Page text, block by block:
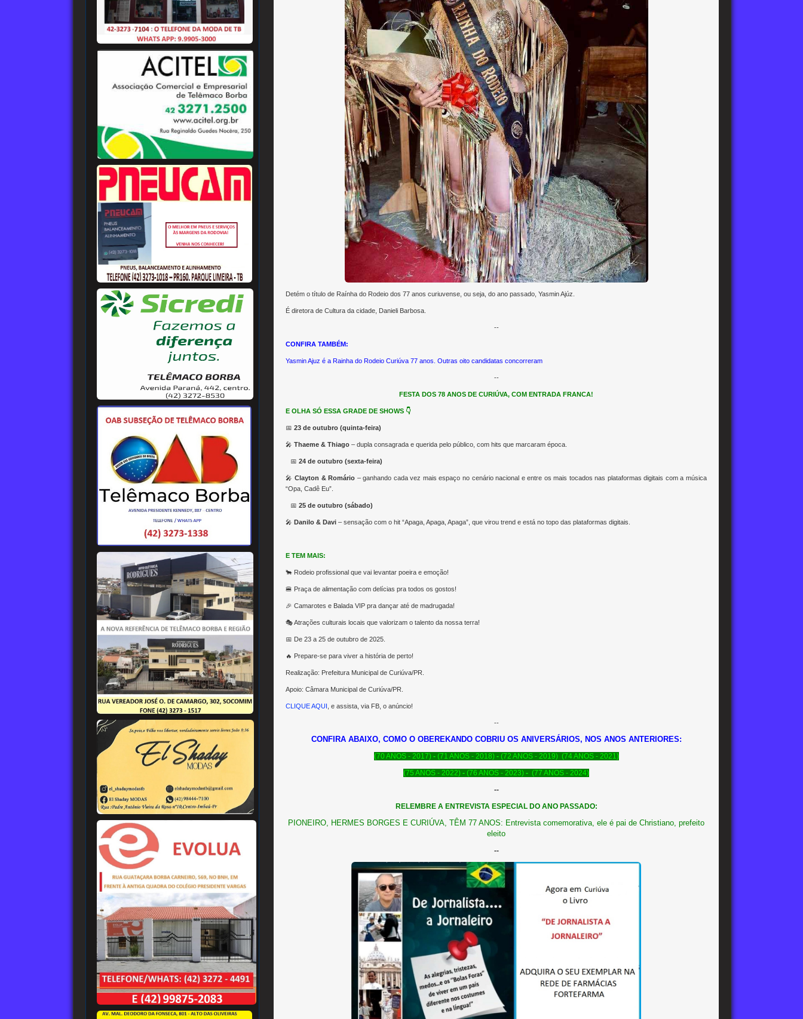
Detém o título de Raínha do Rodeio dos 77 anos curiuvense, ou seja, do ano passado, Yasmin Ajúz.
É diretora de Cultura da cidade, Danieli Barbosa.
--
CONFIRA TAMBÉM:
Yasmin Ajuz é a Rainha do Rodeio Curiúva 77 anos. Outras oito candidatas concorreram
--
FESTA DOS 78 ANOS DE CURIÚVA, COM ENTRADA FRANCA!
E OLHA SÓ ESSA GRADE DE SHOWS 👇
📅 23 de outubro (quinta-feira)
🎤 Thaeme & Thiago – dupla consagrada e querida pelo público, com hits que marcaram época.
⠀📅 24 de outubro (sexta-feira)
🎤Clayton & Romário – ganhando cada vez mais espaço no cenário nacional e entre os mais tocados nas plataformas digitais com a música
“Opa, Cadê Eu”.
⠀📅 25 de outubro (sábado)
🎤 Danilo & Davi – sensação com o hit “Apaga, Apaga, Apaga”, que virou trend e está no topo das plataformas digitais.
E TEM MAIS:
🐂 Rodeio profissional que vai levantar poeira e emoção!
🍔 Praça de alimentação com delícias pra todos os gostos!
🎉 Camarotes e Balada VIP pra dançar até de madrugada!
🎭 Atrações culturais locais que valorizam o talento da nossa terra!
📅 De 23 a 25 de outubro de 2025.
🔥 Prepare-se para viver a história de perto!
Realização: Prefeitura Municipal de Curiúva/PR.
Apoio: Câmara Municipal de Curiúva/PR.
CLIQUE AQUI , e assista, via FB, o anúncio!
--
CONFIRA ABAIXO, COMO O OBEREKANDO COBRIU OS ANIVERSÁRIOS, NOS ANOS ANTERIORES:
(70 ANOS - 2017)- (71 ANOS - 2018)- (72 ANOS - 2019) (74 ANOS - 2021)
(75 ANOS - 2022) - (76 ANOS - 2023) - (77 ANOS - 2024)
--
RELEMBRE A ENTREVISTA ESPECIAL DO ANO PASSADO:
PIONEIRO, HERMES BORGES E CURIÚVA, TÊM 77 ANOS: Entrevista comemorativa, ele é pai de Christiano, prefeito
eleito
--